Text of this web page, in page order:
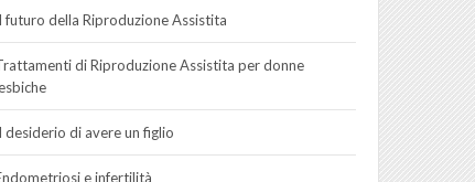
futuro della Riproduzione Assistita
di Riproduzione Assistita per donne
desiderio di avere un figlio
e infertilità